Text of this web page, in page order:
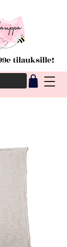
tilauksille!